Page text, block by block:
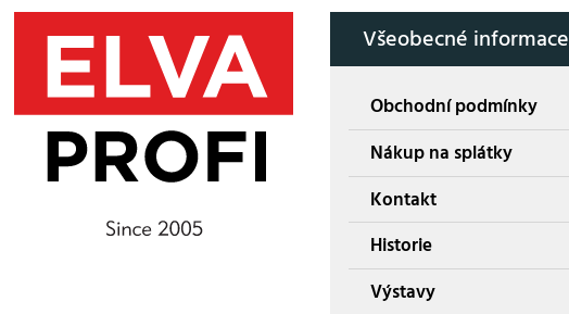
Všeobecné informace
Obchodní podmínky
Nákup na splátky
Kontakt
Historie
Výstavy